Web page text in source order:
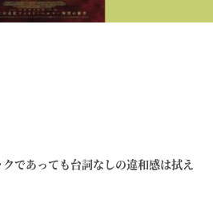
であっても台詞なしの違和感は拭え